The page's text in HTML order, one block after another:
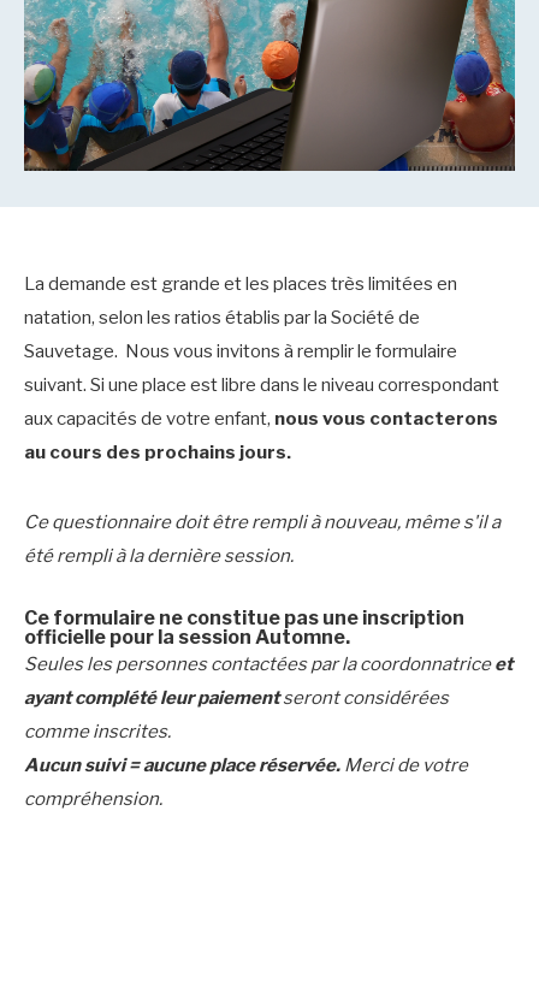
La demande est grande et les places très limitées en
natation, selon les ratios établis par la Société de
Sauvetage. Nous vous invitons à remplir le formulaire
suivant. Si une place est libre dans le niveau correspondant
aux capacités de votre enfant, nous vous contacterons
au cours des prochains jours.
Ce questionnaire doit être rempli à nouveau, même s'il a
été rempli à la dernière session.
Ce formulaire ne constitue pas une inscription
officielle pour la session Automne.
Seules les personnes contactées par la coordonnatriceet
ayant complété leur paiementseront considérées
comme inscrites.
Aucun suivi = aucune place réservée. Merci de votre
compréhension.